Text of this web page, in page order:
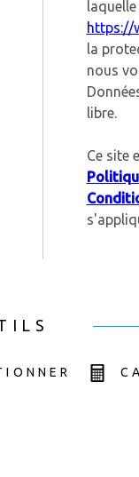
https://
la
nous
libre.
Ce site